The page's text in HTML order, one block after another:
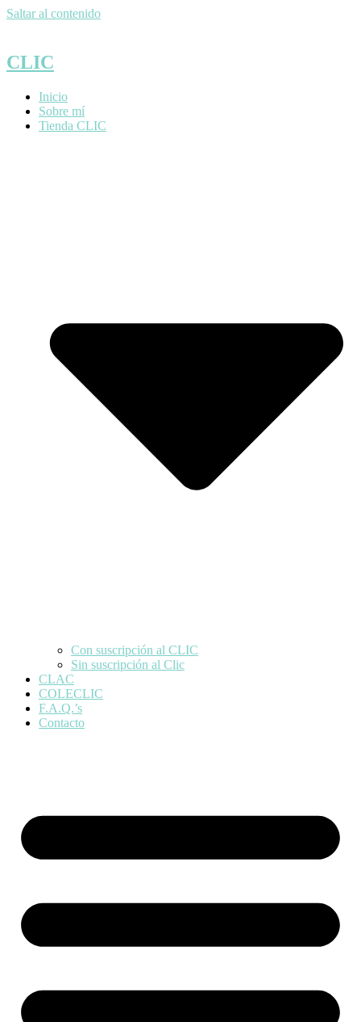
Saltar al contenido
CLIC
Inicio
Sobre mí
Tienda CLIC
Con suscripción al CLIC
Sin suscripción al Clic
CLAC
COLECLIC
F.A.Q.’s
Contacto